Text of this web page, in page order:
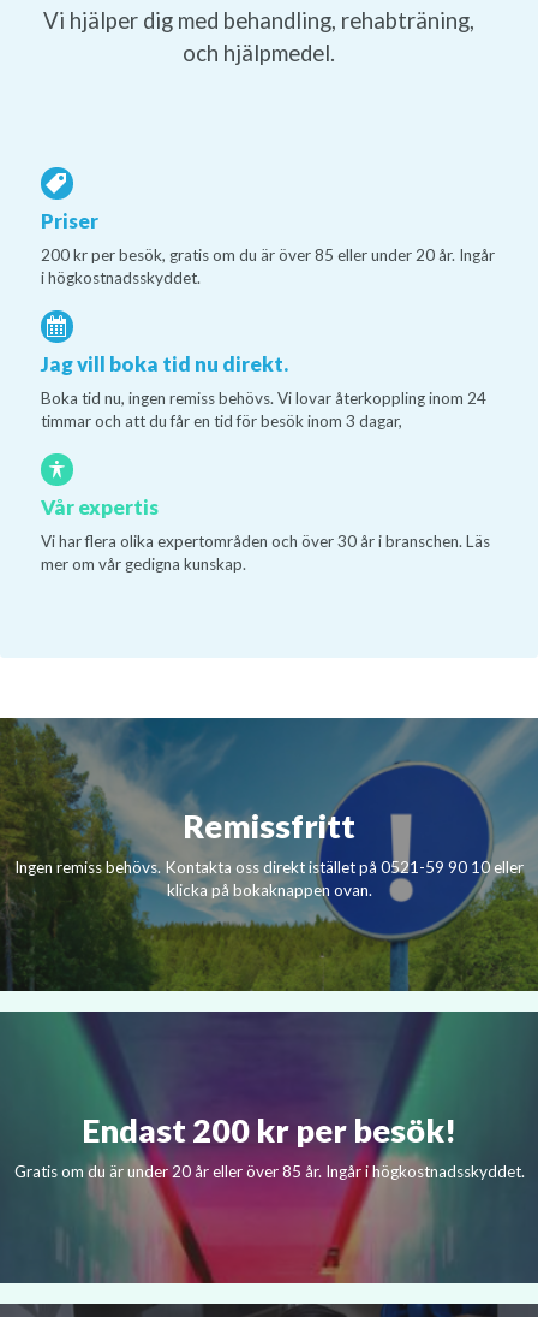
Vi hjälper dig med behandling, rehabträning,
och hjälpmedel.
Priser
200 kr per besök, gratis om du är över 85 eller under 20 år. Ingår
i högkostnadsskyddet.
Jag vill boka tid nu direkt.
Boka tid nu, ingen remiss behövs. Vi lovar återkoppling inom 24
timmar och att du får en tid för besök inom 3 dagar,
Vår expertis
Vi har flera olika expertområden och över 30 år i branschen. Läs
mer om vår gedigna kunskap.
Remissfritt
Ingen remiss behövs. Kontakta oss direkt istället på 0521-59 90 10 eller
klicka på bokaknappen ovan.
Endast 200 kr per besök!
Gratis om du är under 20 år eller över 85 år. Ingår i högkostnadsskyddet.